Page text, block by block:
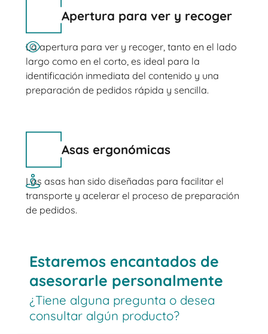
Apertura para ver y recoger
La apertura para ver y recoger, tanto en el lado
largo como en el corto, es ideal para la
identificación inmediata del contenido y una
preparación de pedidos rápida y sencilla.
Asas ergonómicas
Las asas han sido diseñadas para facilitar el
transporte y acelerar el proceso de preparación
de pedidos.
Estaremos encantados de
asesorarle personalmente
¿Tiene alguna pregunta o desea
consultar algún producto?